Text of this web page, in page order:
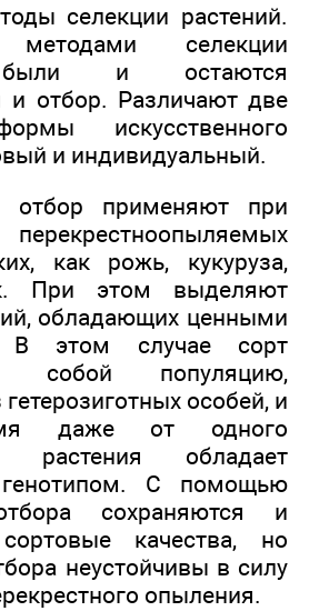
селекции растений.
селекции
были и остаются
и отбор. Различают две
искусственного
и индивидуальный.
отбор применяют при
как рожь, кукуруза,
При этом выделяют
обладающих ценными
В этом случае сорт
собой популяцию,
особей, и
даже от одного
растения обладает
С помощью
сохраняются и
качества, но
неустойчивы в силу
опыления.